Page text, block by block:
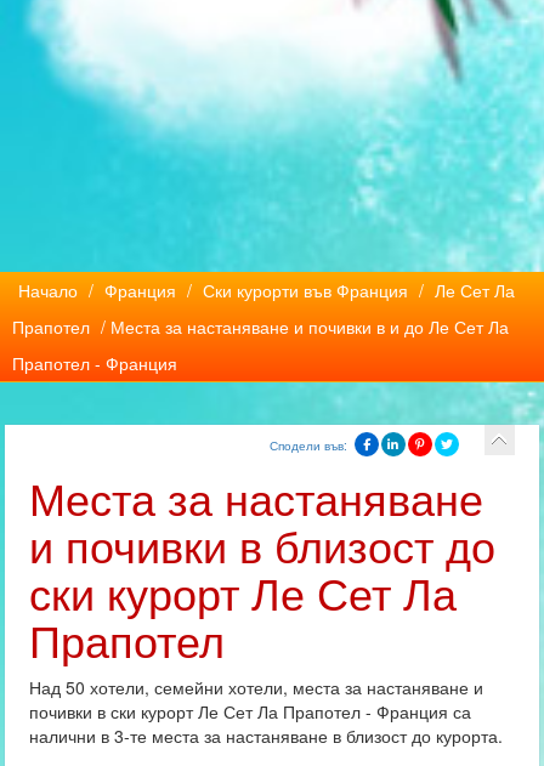
Начало / Франция / Ски курорти във Франция / Ле Сет Ла
Прапотел / Места за настаняване и почивки в и до Ле Сет Ла
Прапотел - Франция
Сподели във:
Места за настаняване
и почивки в близост до
ски курорт Ле Сет Ла
Прапотел
Над 50 хотели, семейни хотели, места за настаняване и
почивки в ски курорт Ле Сет Ла Прапотел - Франция са
налични в 3-те места за настаняване в близост до курорта.